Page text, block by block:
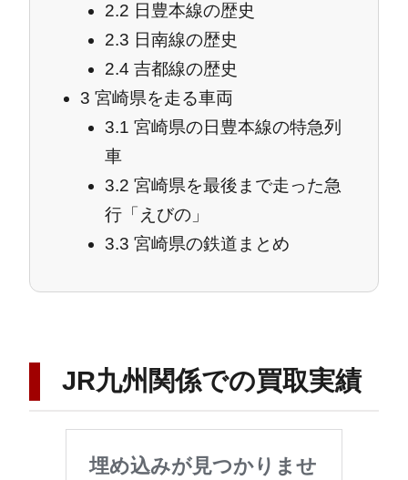
2.2 日豊本線の歴史
2.3 日南線の歴史
2.4 吉都線の歴史
3 宮崎県を走る車両
3.1 宮崎県の日豊本線の特急列
車
3.2 宮崎県を最後まで走った急
行「えびの」
3.3 宮崎県の鉄道まとめ
JR九州関係での買取実績